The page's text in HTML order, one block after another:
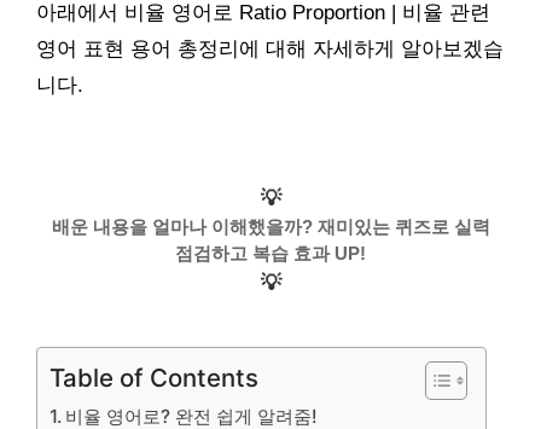
아래에서 비율 영어로 Ratio Proportion | 비율 관련
영어 표현 용어 총정리에 대해 자세하게 알아보겠습
니다.
💡
배운 내용을 얼마나 이해했을까? 재미있는 퀴즈로 실력
점검하고 복습 효과 UP!
💡
Table of Contents
비율 영어로? 완전 쉽게 알려줌!